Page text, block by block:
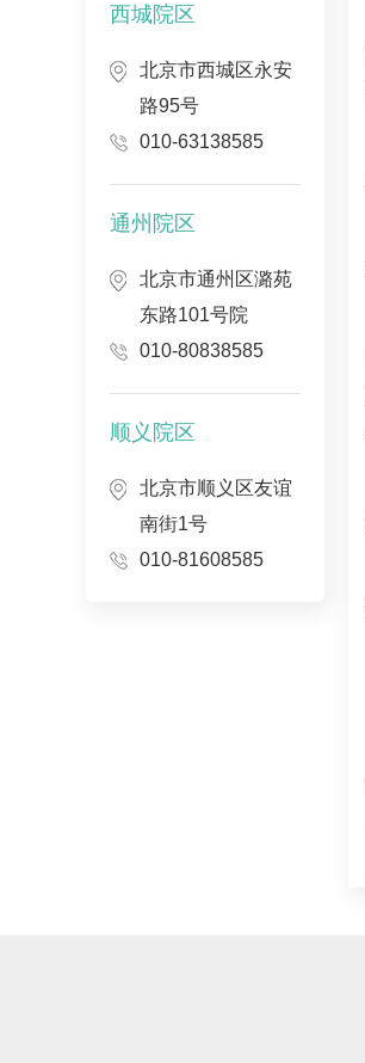
西城院区
北京市西城区永安
路95号
010-63138585
通州院区
北京市通州区潞苑
东路101号院
010-80838585
顺义院区
北京市顺义区友谊
南街1号
010-81608585